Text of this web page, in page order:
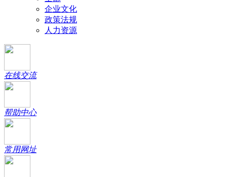
企业文化
政策法规
人力资源
在线交流
帮助中心
常用网址